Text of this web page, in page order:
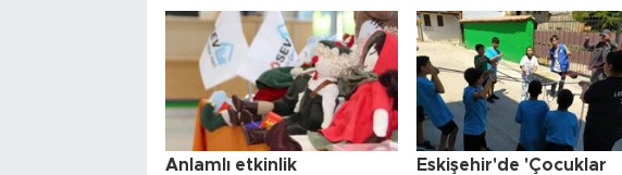
Anlamlı etkinlik
Eskişehir'de 'Çocuklar